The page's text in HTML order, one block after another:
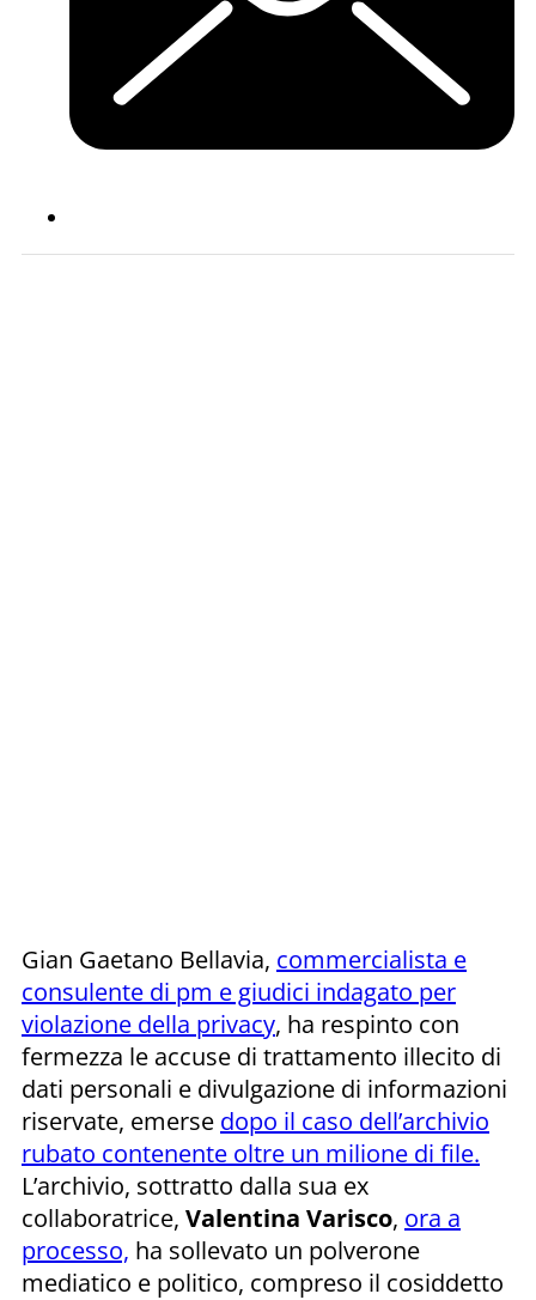
Gian Gaetano Bellavia, commercialista e
consulente di pm e giudici indagato per
violazione della privacy, ha respinto con
fermezza le accuse di trattamento illecito di
dati personali e divulgazione di informazioni
riservate, emerse dopo il caso dell’archivio
rubato contenente oltre un milione di file.
L’archivio, sottratto dalla sua ex
collaboratrice, Valentina Varisco, ora a
processo, ha sollevato un polverone
mediatico e politico, compreso il cosiddetto